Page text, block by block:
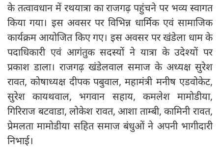
के तत्वावधान में रथयात्रा का राजगढ़ पहुंचने पर भव्य स्वागत
किया गया। इस अवसर पर विभिन्न धार्मिक एवं सामाजिक
कार्यक्रम आयोजित किए गए। इस अवसर पर खंडेला धाम के
पदाधिकारी एवं आगंतुक सदस्यों ने यात्रा के उदेश्यों पर
प्रकाश डाला। राजगढ़ खंडेलवाल समाज के अध्यक्ष सुरेश
रावत, कोषाध्यक्ष दीपक पबुवाल, महामंत्री मनीष एडवोकेट,
सुरेश कायथवाल, भगवान सहाय, कमलेश मामोडीया,
गिरिराज बटवाडा, लोकेश रावत, आशा ताम्बी, कामिनी रावत,
प्रेमलता मामोडीया सहित समाज बंधुओं ने अपनी भागीदारी
निभाई।